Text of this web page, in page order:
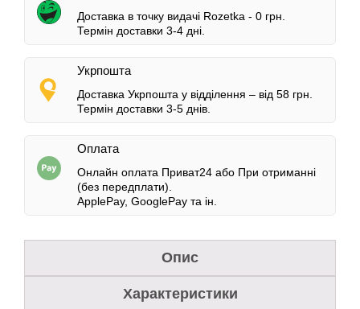
Доставка в точку видачі Rozetka - 0 грн.
Термін доставки 3-4 дні.
Укрпошта
Доставка Укрпошта у відділення – від 58 грн.
Термін доставки 3-5 днів.
Оплата
Онлайн оплата Приват24 або При отриманні
(без передплати).
ApplePay, GooglePay та ін
Опис
Характеристики